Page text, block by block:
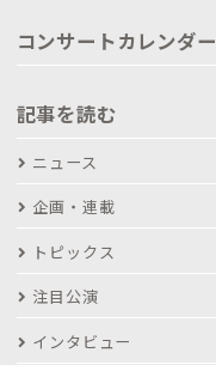
コンサートカレンダー
記事を読む
ニュース
企画・連載
トピックス
注目公演
インタビュー